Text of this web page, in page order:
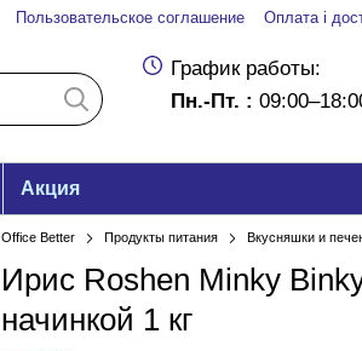
Пользовательское соглашение Оплата і
График работы:
Пн.-Пт. :
Акция
Office Better Продукты питания Вкусняшки и
Ирис Roshen Minky
начинкой 1 кг